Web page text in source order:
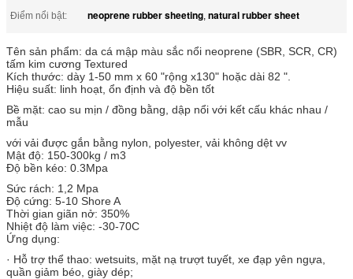
Điểm nổi bật:
neoprene rubber sheeting, natural rubber sheet
Tên sản phẩm: da cá mập màu sắc nổi neoprene (SBR, SCR, CR)
tấm kim cương Textured
Kích thước: dày 1-50 mm x 60 "rộng x130" hoặc dài 82 ".
Hiệu suất: linh hoạt, ổn định và độ bền tốt
Bề mặt: cao su mịn / đồng bằng, dập nổi với kết cấu khác nhau /
mẫu
với vải được gắn bằng nylon, polyester, vải không dệt vv
Mật độ: 150-300kg / m3
Độ bền kéo: 0.3Mpa
Sức rách: 1,2 Mpa
Độ cứng: 5-10 Shore A
Thời gian giãn nở: 350%
Nhiệt độ làm việc: -30-70C
Ứng dụng:
· Hỗ trợ thể thao: wetsuits, mặt nạ trượt tuyết, xe đạp yên ngựa,
quần giảm béo, giày dép;